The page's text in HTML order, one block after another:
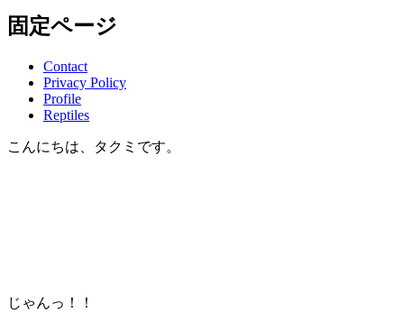
固定ページ
Contact
Privacy Policy
Profile
Reptiles
こんにちは、タクミです。
じゃんっ！！